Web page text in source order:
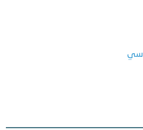
سي